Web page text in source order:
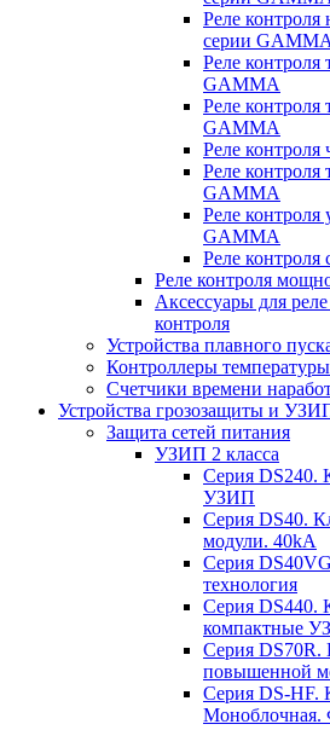
Реле
серии GAMMA
Реле контроля
GAMMA
Реле контроля
GAMMA
Реле
Реле контроля
GAMMA
Реле контроля
GAMMA
Реле контроля
Реле контроля
Аксессуары для
контроля
Устройства плавного
Контроллеры
Счетчики времени
Устройства грозозащиты и
Защита сетей питания
УЗИП 2 класса
Серия DS240.
УЗИП
Серия DS40.
модули. 40kA
Серия
технология
Серия DS440.
компактные
Серия
повышенной
Серия DS-HF.
Моноблочная.